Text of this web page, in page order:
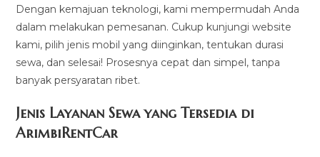
Dengan kemajuan teknologi, kami mempermudah Anda
dalam melakukan pemesanan. Cukup kunjungi website
kami, pilih jenis mobil yang diinginkan, tentukan durasi
sewa, dan selesai! Prosesnya cepat dan simpel, tanpa
banyak persyaratan ribet.
Jenis Layanan Sewa yang Tersedia di
ArimbiRentCar